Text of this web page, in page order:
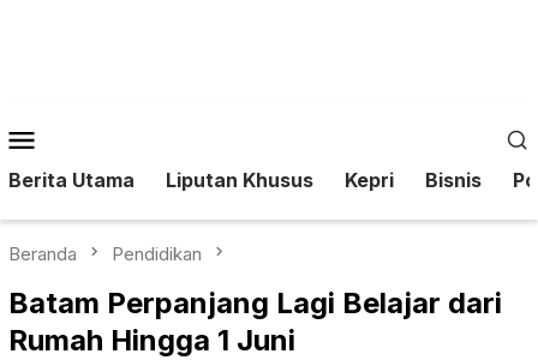
Mobile
Berita Utama Liputan Khusus Kepri Bisnis
Beranda Pendidikan
Batam Perpanjang Lagi Belajar dari
Rumah Hingga 1 Juni